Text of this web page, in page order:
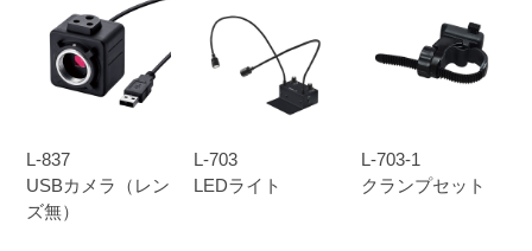
L-837
USBカメラ（レン
ズ無）
L-703
LEDライト
L-703-1
クランプセット